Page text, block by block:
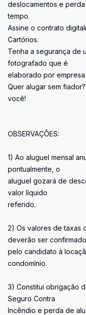
deslocamentos e
tempo.
Assine o contrato
Cartórios.
Tenha a segurança de
fotografado que é
elaborado por
Quer alugar sem
você!
OBSERVAÇÕES:
1) Ao aluguel mensal
pontualmente, o
aluguel gozará de
valor líquido
referido.
2) Os valores de taxas
deverão ser
pelo candidato à
condomínio.
3) Constitui obrigação
Seguro Contra
Incêndio e perda de